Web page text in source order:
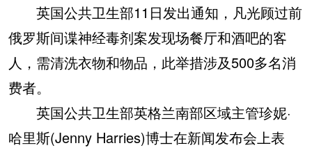
英国公共卫生部11日发出通知，凡光顾过前
俄罗斯间谍神经毒剂案发现场餐厅和酒吧的客
人，需清洗衣物和物品，此举措涉及500多名消
费者。
英国公共卫生部英格兰南部区域主管珍妮·
哈里斯(Jenny Harries)博士在新闻发布会上表